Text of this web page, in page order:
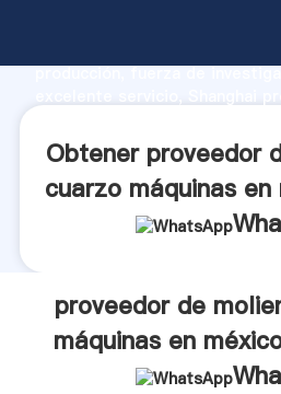
producción, fuerza de
valor y aporta valores a todos
Obtener proveedor
cuarzo máquinas
proveedor de
máquinas en